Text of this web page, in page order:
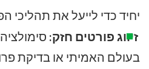
יחיד כדי לייעל את תהליכי
זיווג פורטים חזק:
בעולם האמיתי או בדיקת